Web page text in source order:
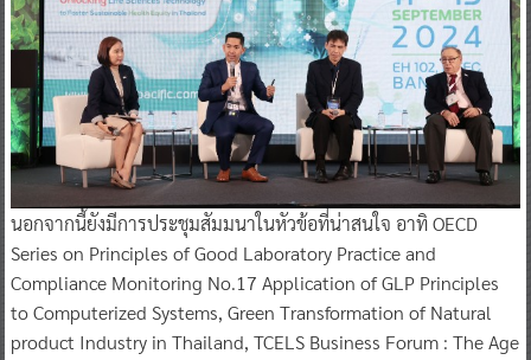
นอกจากนี้ยังมีการประชุมสัมมนาในหัวข้อที่น่าสนใจ อาทิ OECD
Series on Principles of Good Laboratory Practice and
Compliance Monitoring No.17 Application of GLP Principles
to Computerized Systems, Green Transformation of Natural
product Industry in Thailand, TCELS Business Forum : The Age